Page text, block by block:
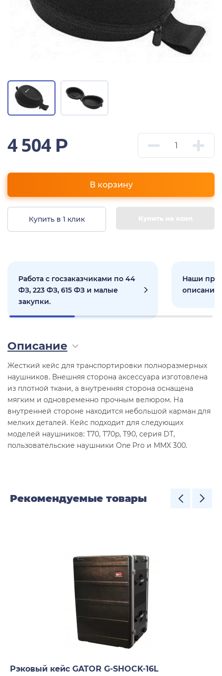
4 504 Р
В корзину
Купить в 1 клик Купить на ozon
Работа с госзаказчиками по 44
ФЗ, 223 ФЗ, 615 ФЗ и малые
закупки.
Наши
Описание
Жесткий кейс для транспортировки полноразмерных
наушников. Внешняя сторона аксессуара изготовлена
из плотной ткани, а внутренняя сторона оснащена
мягким и одновременно прочным велюром. На
внутренней стороне находится небольшой карман для
мелких деталей. Кейс подходит для следующих
моделей наушников: T70, T70p, T90, cерия DT,
пользовательские наушники One Pro и MMX 300.
Рекомендуемые товары
Рэковый кейс GATOR G-SHOCK-16L